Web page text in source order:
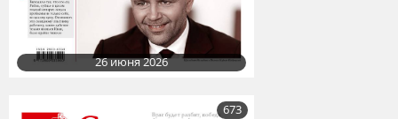
26 июня 2026
673